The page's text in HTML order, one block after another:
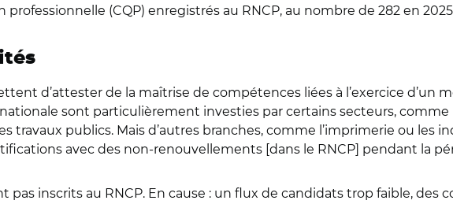
professionnelle (CQP) enregistrés au RNCP, au nombre de 282 en
d’attester de la maîtrise de compétences liées à l’exercice d’un
sont particulièrement investies par certains secteurs, comme
travaux publics. Mais d’autres branches, comme l’imprimerie ou les
avec des non-renouvellements [dans le RNCP] pendant la
pas inscrits au RNCP. En cause : un flux de candidats trop faible, des